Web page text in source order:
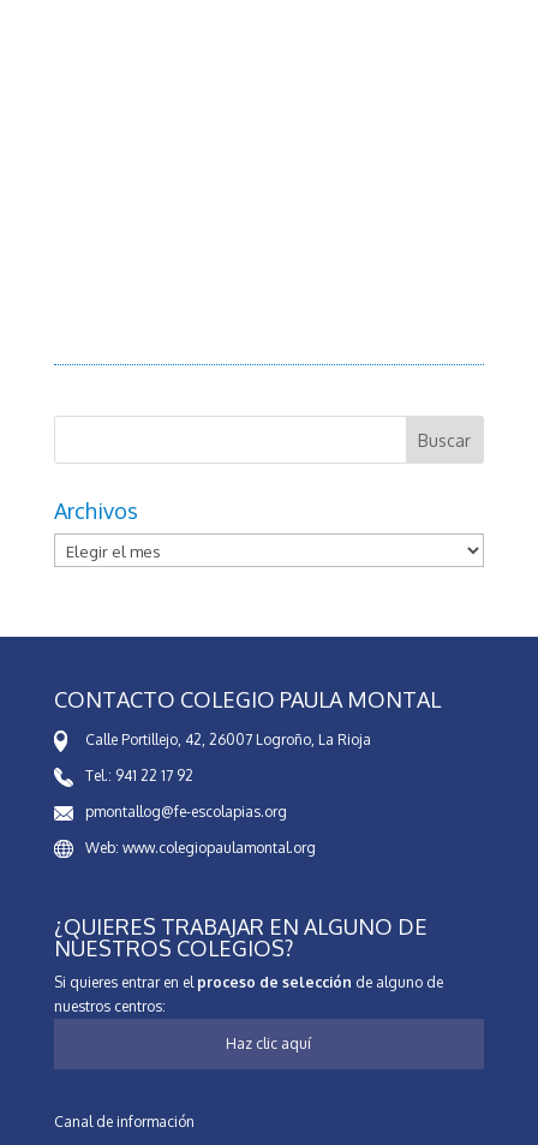
Archivos
Archivos
CONTACTO COLEGIO PAULA MONTAL
Calle Portillejo, 42, 26007 Logroño, La Rioja
Tel.: 941 22 17 92
pmontallog@fe-escolapias.org
Web: www.colegiopaulamontal.org
¿QUIERES TRABAJAR EN ALGUNO DE
NUESTROS COLEGIOS?
Si quieres entrar en el proceso de selección de alguno de
nuestros centros:
Haz clic aquí
Canal de información